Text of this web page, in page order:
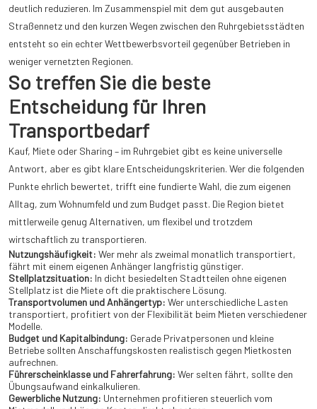
deutlich reduzieren. Im Zusammenspiel mit dem gut ausgebauten
Straßennetz und den kurzen Wegen zwischen den Ruhrgebietsstädten
entsteht so ein echter Wettbewerbsvorteil gegenüber Betrieben in
weniger vernetzten Regionen.
So treffen Sie die beste
Entscheidung für Ihren
Transportbedarf
Kauf, Miete oder Sharing – im Ruhrgebiet gibt es keine universelle
Antwort, aber es gibt klare Entscheidungskriterien. Wer die folgenden
Punkte ehrlich bewertet, trifft eine fundierte Wahl, die zum eigenen
Alltag, zum Wohnumfeld und zum Budget passt. Die Region bietet
mittlerweile genug Alternativen, um flexibel und trotzdem
wirtschaftlich zu transportieren.
Nutzungshäufigkeit: Wer mehr als zweimal monatlich transportiert,
fährt mit einem eigenen Anhänger langfristig günstiger.
Stellplatzsituation: In dicht besiedelten Stadtteilen ohne eigenen
Stellplatz ist die Miete oft die praktischere Lösung.
Transportvolumen und Anhängertyp: Wer unterschiedliche Lasten
transportiert, profitiert von der Flexibilität beim Mieten verschiedener
Modelle.
Budget und Kapitalbindung: Gerade Privatpersonen und kleine
Betriebe sollten Anschaffungskosten realistisch gegen Mietkosten
aufrechnen.
Führerscheinklasse und Fahrerfahrung: Wer selten fährt, sollte den
Übungsaufwand einkalkulieren.
Gewerbliche Nutzung: Unternehmen profitieren steuerlich vom